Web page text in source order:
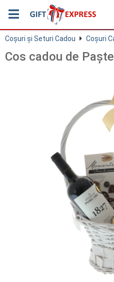
Coşuri și Seturi Cadou Coşuri
Cos cadou de